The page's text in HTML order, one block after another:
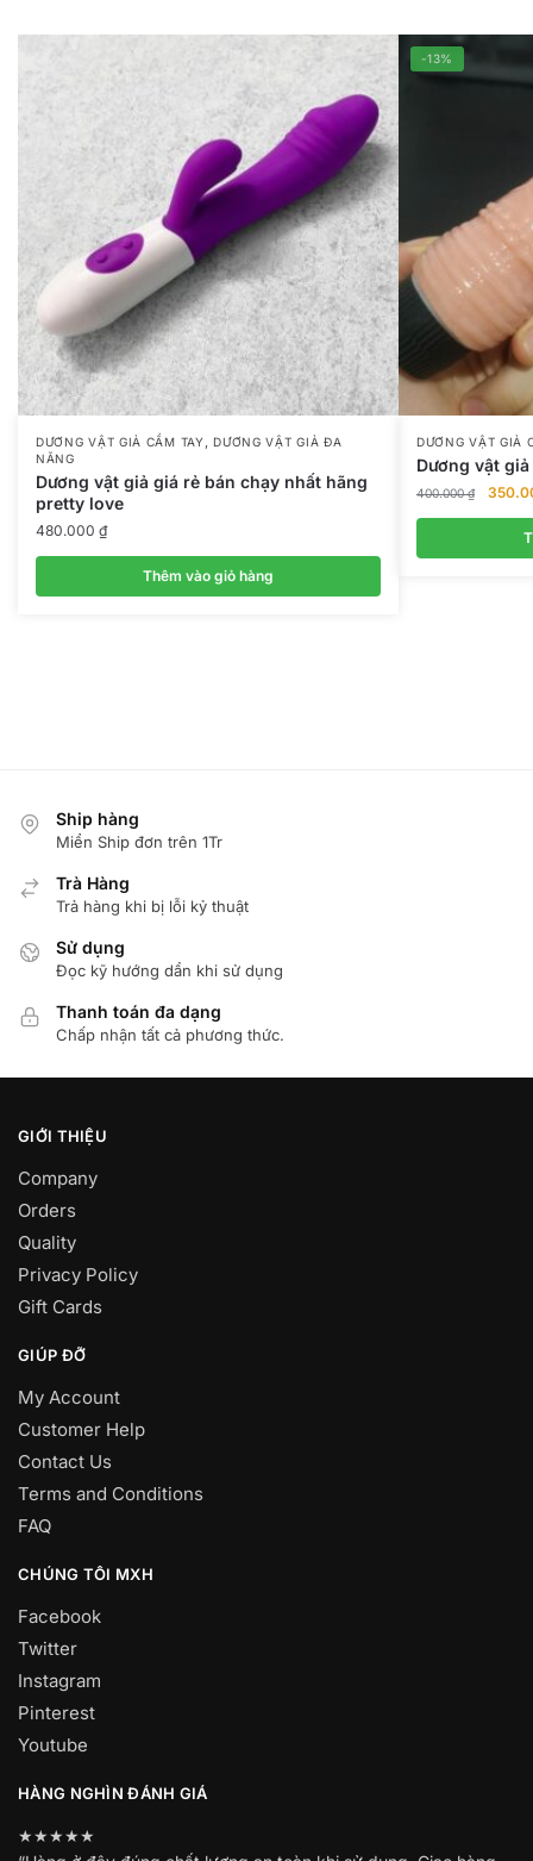
DƯƠNG VẬT GIẢ CẦM TAY ,DƯƠNG VẬT GIẢ ĐA
NĂNG
Dương vật giả giá rẻ bán chạy nhất hãng
pretty love
480.000 ₫
Thêm vào giỏ hàng
-13%
DƯƠNG VẬT GIẢ
Dương vật
400.000₫
Giá
Ship hàng
Miển Ship đơn trên 1Tr
Trà Hàng
Trả hàng khi bị lỗi kỷ thuật
Sử dụng
Đọc kỹ hướng dẩn khi sử dụng
Thanh toán đa dạng
Chấp nhận tất cả phương thức.
GIỚI THIỆU
Company
Orders
Quality
Privacy Policy
Gift Cards
GIÚP ĐỠ
My Account
Customer Help
Contact Us
Terms and Conditions
FAQ
CHÚNG TÔI MXH
Facebook
Twitter
Instagram
Pinterest
Youtube
HÀNG NGHÌN ĐÁNH GIÁ
★★★★★